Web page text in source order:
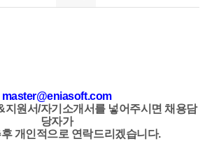
master@eniasoft.com
지원서/자기소개서를 넣어주시면 채용담
당자가
개인적으로 연락드리겠습니다.